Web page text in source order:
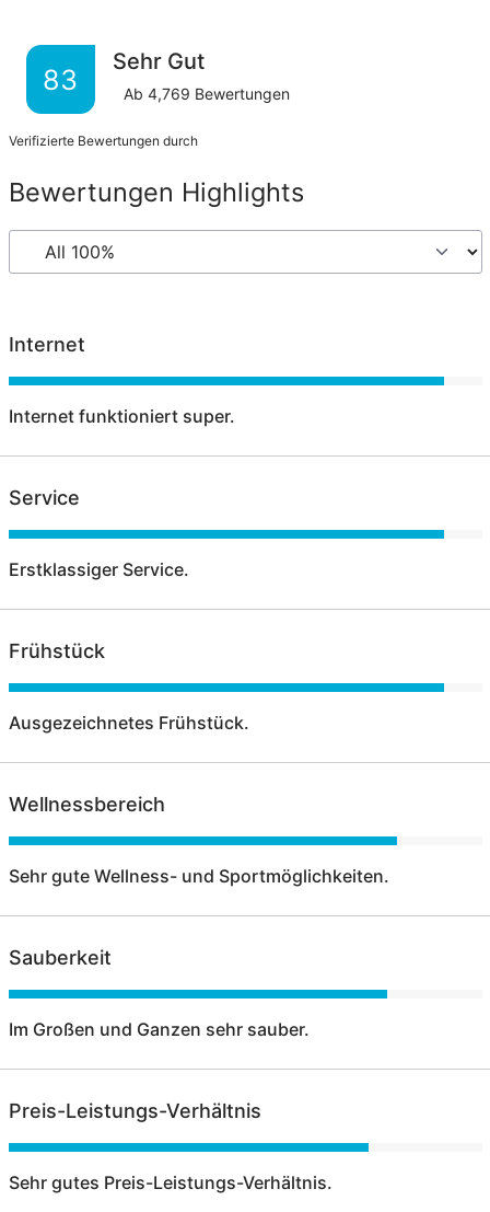
83
Sehr Gut
Ab 4,769 Bewertungen
Verifizierte Bewertungen durch
Bewertungen Highlights
Internet
Internet funktioniert super.
Service
Erstklassiger Service.
Frühstück
Ausgezeichnetes Frühstück.
Wellnessbereich
Sehr gute Wellness- und Sportmöglichkeiten.
Sauberkeit
Im Großen und Ganzen sehr sauber.
Preis-Leistungs-Verhältnis
Sehr gutes Preis-Leistungs-Verhältnis.